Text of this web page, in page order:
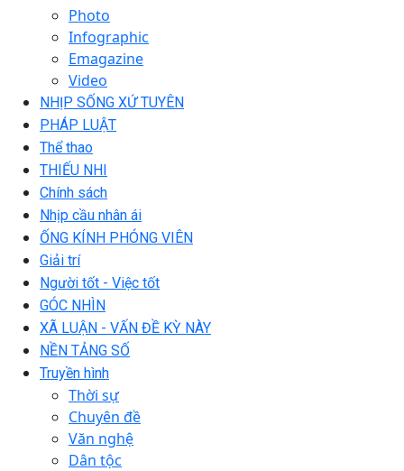
Photo
Infographic
Emagazine
Video
NHỊP SỐNG XỨ TUYÊN
PHÁP LUẬT
Thể thao
THIẾU NHI
Chính sách
Nhịp cầu nhân ái
ỐNG KÍNH PHÓNG VIÊN
Giải trí
Người tốt - Việc tốt
GÓC NHÌN
XÃ LUẬN - VẤN ĐỀ KỲ NÀY
NỀN TẢNG SỐ
Truyền hình
Thời sự
Chuyên đề
Văn nghệ
Dân tộc